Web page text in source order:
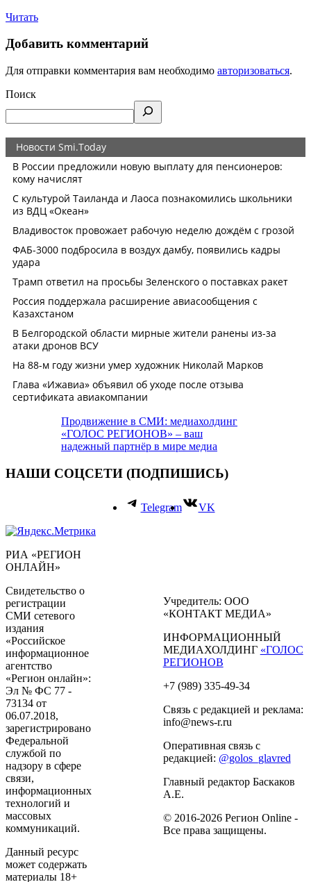
Читать
Добавить комментарий
Для отправки комментария вам необходимо авторизоваться.
Поиск
Продвижение в СМИ: медиахолдинг
«ГОЛОС РЕГИОНОВ» – ваш
надежный партнёр в мире медиа
НАШИ СОЦСЕТИ (ПОДПИШИСЬ)
Telegram VK
РИА «РЕГИОН
ОНЛАЙН»
Свидетельство о
регистрации
СМИ сетевого
издания
«Российское
информационное
агентство
«Регион онлайн»:
Эл № ФС 77 -
73134 от
06.07.2018,
зарегистрировано
Федеральной
службой по
надзору в сфере
связи,
информационных
технологий и
массовых
коммуникаций.
Данный ресурс
может содержать
материалы 18+
Учредитель: ООО
«КОНТАКТ МЕДИА»
ИНФОРМАЦИОННЫЙ
МЕДИАХОЛДИНГ «ГОЛОС
РЕГИОНОВ
+7 (989) 335-49-34
Связь с редакцией и реклама:
info@news-r.ru
Оперативная связь с
редакцией: @golos_glavred
Главный редактор Баскаков
А.Е.
© 2016-2026 Регион Online -
Все права защищены.